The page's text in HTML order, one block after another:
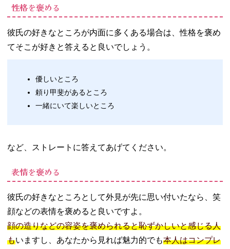
性格を褒める
彼氏の好きなところが内面に多くある場合は、性格を褒め
てそこが好きと答えると良いでしょう。
優しいところ
頼り甲斐があるところ
一緒にいて楽しいところ
など、ストレートに答えてあげてください。
表情を褒める
彼氏の好きなところとして外見が先に思い付いたなら、笑
顔などの表情を褒めると良いですよ。
顔の造りなどの容姿を褒められると恥ずかしいと感じる人
もいますし、あなたから見れば魅力的でも本人はコンプレ